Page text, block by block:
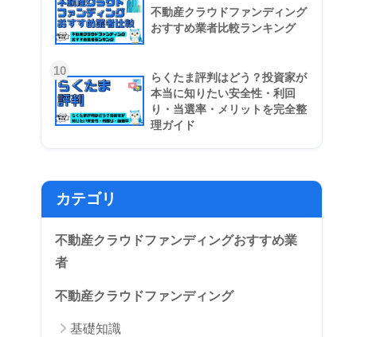
不動産クラウドファンディング
おすすめ業者比較ランキング
10
らくたま評判はどう？投資家が
本当に知りたい安全性・利回
り・当選率・メリットを完全整
理ガイド
カテゴリ
不動産クラウドファンディングおすすめ業
者
不動産クラウドファンディング
基礎知識